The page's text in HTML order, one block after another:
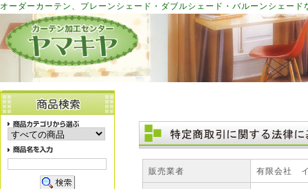
オーダーカーテン、プレーンシェード・ダブルシェード・バルーンシェー
販売業者 有限会社